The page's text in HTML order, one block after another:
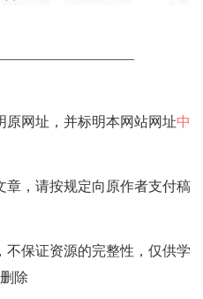
原网址，并标明本网站网址中
章，请按规定向原作者支付稿
不保证资源的完整性，仅供学
除